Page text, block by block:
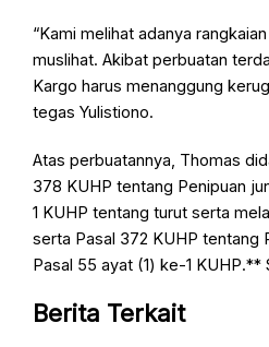
“Kami melihat adanya
muslihat. Akibat perbuatan
Kargo harus menanggung
tegas Yulistiono.
Atas perbuatannya, Thomas
378 KUHP tentang Penipuan
1 KUHP tentang turut serta
serta Pasal 372 KUHP tentang
Pasal 55 ayat (1) ke-1 KUHP.**
Berita Terkait